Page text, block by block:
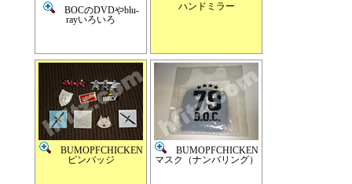
BOCのDVDやblu-
rayいろいろ
ハンドミラー
BUMOPFCHICKEN
ピンバッジ
BUMOPFCHICKEN
マスク（ナンバリング）